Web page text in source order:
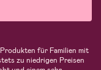
für Familien mit
zu niedrigen Preisen